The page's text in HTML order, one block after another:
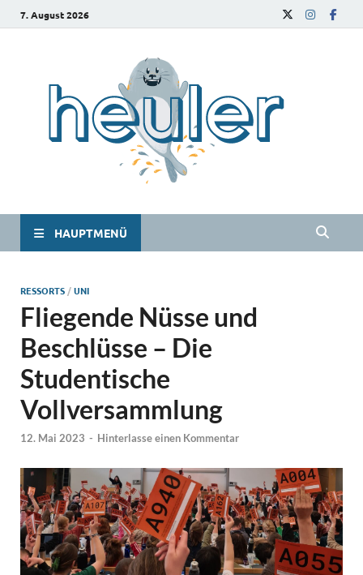
7. August 2026
HAUPTMENÜ
RESSORTS /UNI
Fliegende Nüsse und
Beschlüsse – Die
Studentische
Vollversammlung
12. Mai 2023 - Hinterlasse einen Kommentar